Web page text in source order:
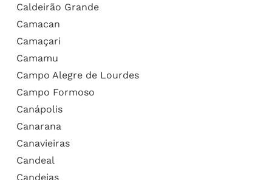
Caldeirão Grande
Camacan
Camaçari
Camamu
Campo Alegre de Lourdes
Campo Formoso
Canápolis
Canarana
Canavieiras
Candeal
Candeias